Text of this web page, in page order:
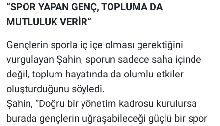
“SPOR YAPAN GENÇ, TOPLUMA DA
MUTLULUK VERİR”
Gençlerin sporla iç içe olması gerektiğini
vurgulayan Şahin, sporun sadece saha içinde
değil, toplum hayatında da olumlu etkiler
oluşturduğunu söyledi.
Şahin, “Doğru bir yönetim kadrosu kurulursa
burada gençlerin uğraşabileceği güçlü bir spor